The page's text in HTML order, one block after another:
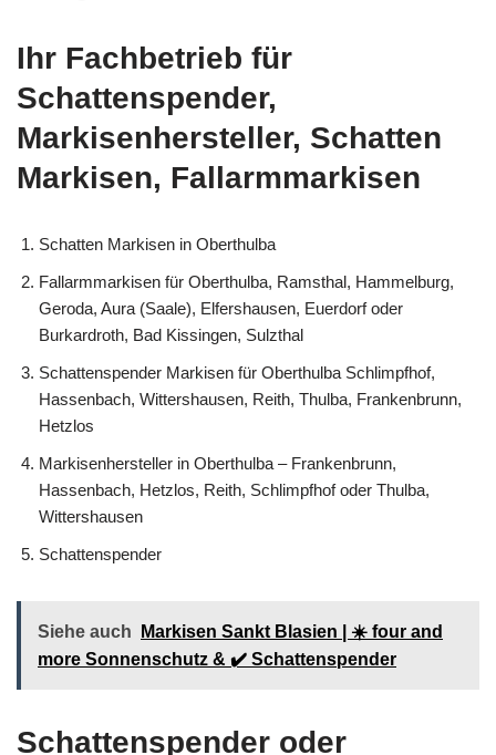
Ihr Fachbetrieb für
Schattenspender,
Markisenhersteller, Schatten
Markisen, Fallarmmarkisen
Schatten Markisen in Oberthulba
Fallarmmarkisen für Oberthulba, Ramsthal, Hammelburg,
Geroda, Aura (Saale), Elfershausen, Euerdorf oder
Burkardroth, Bad Kissingen, Sulzthal
Schattenspender Markisen für Oberthulba Schlimpfhof,
Hassenbach, Wittershausen, Reith, Thulba, Frankenbrunn,
Hetzlos
Markisenhersteller in Oberthulba – Frankenbrunn,
Hassenbach, Hetzlos, Reith, Schlimpfhof oder Thulba,
Wittershausen
Schattenspender
Siehe auch
Markisen Sankt Blasien | ☀️ four and
more Sonnenschutz & ✔️ Schattenspender
Schattenspender oder